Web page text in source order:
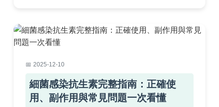
2025-12-10
細菌感染抗生素完整指南：正確使
用、副作用與常見問題一次看懂